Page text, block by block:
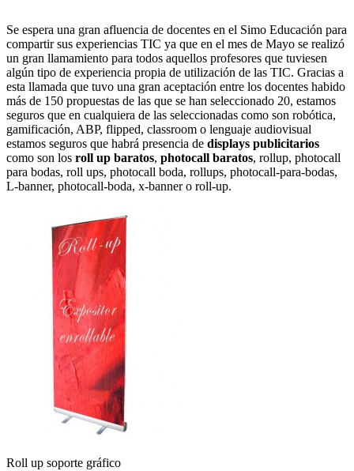
Se espera una gran afluencia de docentes en el Simo Educación para
compartir sus experiencias TIC ya que en el mes de Mayo se realizó
un gran llamamiento para todos aquellos profesores que tuviesen
algún tipo de experiencia propia de utilización de las TIC. Gracias a
esta llamada que tuvo una gran aceptación entre los docentes habido
más de 150 propuestas de las que se han seleccionado 20, estamos
seguros que en cualquiera de las seleccionadas como son robótica,
gamificación, ABP, flipped, classroom o lenguaje audiovisual
estamos seguros que habrá presencia de displays publicitarios
como son los roll up baratos, photocall baratos, rollup, photocall
para bodas, roll ups, photocall boda, rollups, photocall-para-bodas,
L-banner, photocall-boda, x-banner o roll-up.
Roll up soporte gráfico